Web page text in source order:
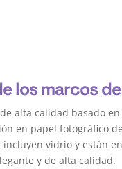
los marcos
alta calidad basado
en papel fotográfico
incluyen vidrio y están
y de alta calidad.